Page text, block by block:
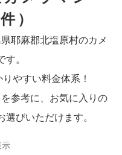
）
耶麻郡北塩原村のカメ
。
やすい料金体系！
参考に、お気に入りの
びいただけます。
示